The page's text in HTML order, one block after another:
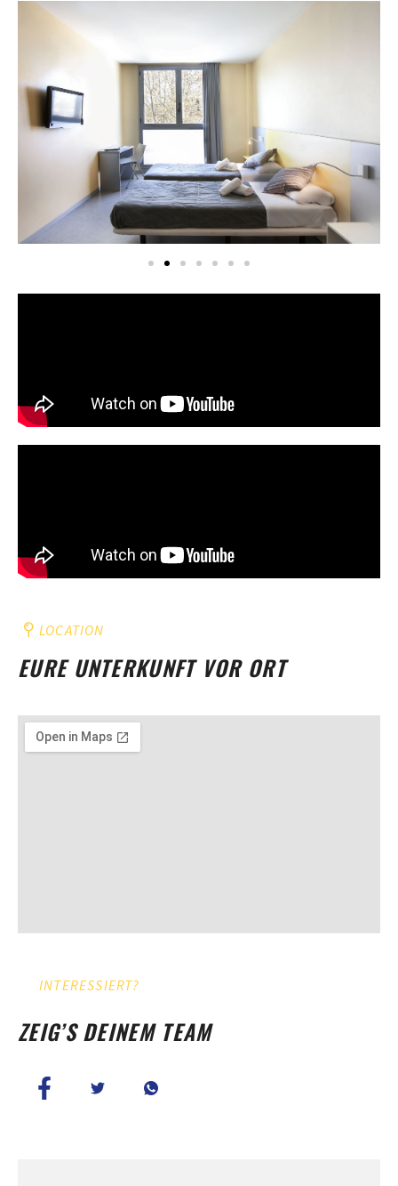
LOCATION
EURE UNTERKUNFT VOR ORT
INTERESSIERT?
ZEIG’S DEINEM TEAM